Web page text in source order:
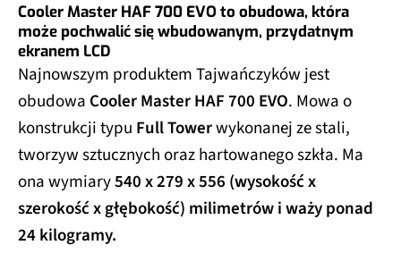
Cooler Master HAF 700 EVO to obudowa, która
może pochwalić się wbudowanym, przydatnym
ekranem LCD
Najnowszym produktem Tajwańczyków jest
obudowa Cooler Master HAF 700 EVO. Mowa o
konstrukcji typu Full Towerwykonanej ze stali,
tworzyw sztucznych oraz hartowanego szkła. Ma
ona wymiary540 x 279 x 556 (wysokość x
szerokość x głębokość) milimetrów i waży ponad
24 kilogramy.